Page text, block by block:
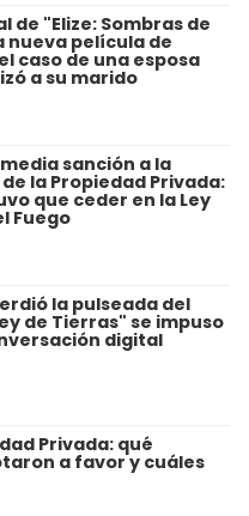
de "Elize: Sombras de
nueva película de
caso de una esposa
a su marido
sanción a la
la Propiedad Privada:
que ceder en la Ley
Fuego
la pulseada del
de Tierras" se impuso
digital
Privada: qué
a favor y cuáles